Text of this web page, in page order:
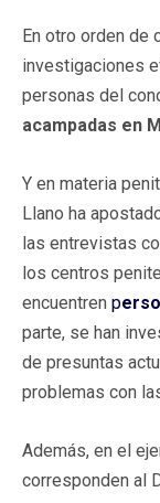
En otro orden de
investigaciones
personas del
acampadas en
Y en materia
Llano ha
las entrevistas
los centros
encuentren p
parte, se han
de presuntas
problemas con
Además, en el
corresponden al